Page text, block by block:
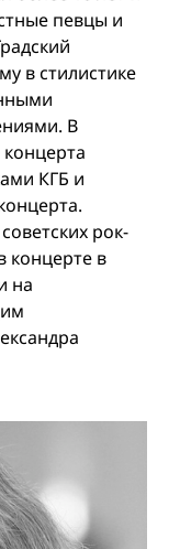
певцы и
в стилистике
В
КГБ и
рок-
концерте в
на